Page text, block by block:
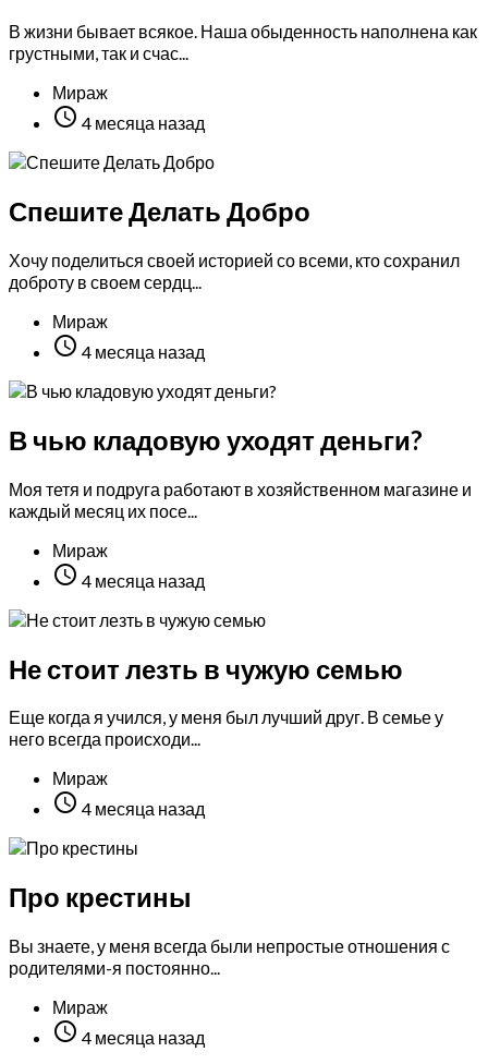
В жизни бывает всякое. Наша обыденность наполнена как
грустными, так и счас...
Мираж
 4 месяца назад
Спешите Делать Добро
Хочу поделиться своей историей со всеми, кто сохранил
доброту в своем сердц...
Мираж
 4 месяца назад
В чью кладовую уходят деньги?
Моя тетя и подруга работают в хозяйственном магазине и
каждый месяц их посе...
Мираж
 4 месяца назад
Не стоит лезть в чужую семью
Еще когда я учился, у меня был лучший друг. В семье у
него всегда происходи...
Мираж
 4 месяца назад
Про крестины
Вы знаете, у меня всегда были непростые отношения с
родителями-я постоянно...
Мираж
 4 месяца назад